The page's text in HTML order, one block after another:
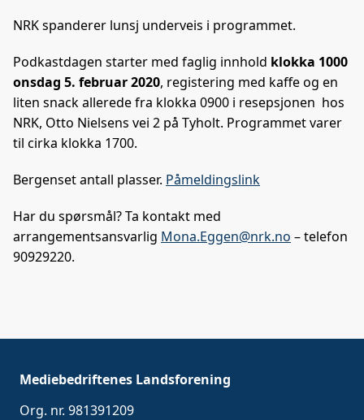
NRK spanderer lunsj underveis i programmet.
Podkastdagen starter med faglig innhold klokka 1000
onsdag 5. februar 2020, registering med kaffe og en
liten snack allerede fra klokka 0900 i resepsjonen hos
NRK, Otto Nielsens vei 2 på Tyholt. Programmet varer
til cirka klokka 1700.
Bergenset antall plasser. Påmeldingslink
Har du spørsmål? Ta kontakt med
arrangementsansvarlig Mona.Eggen@nrk.no – telefon
90929220.
Mediebedriftenes Landsforening
Org. nr. 981391209